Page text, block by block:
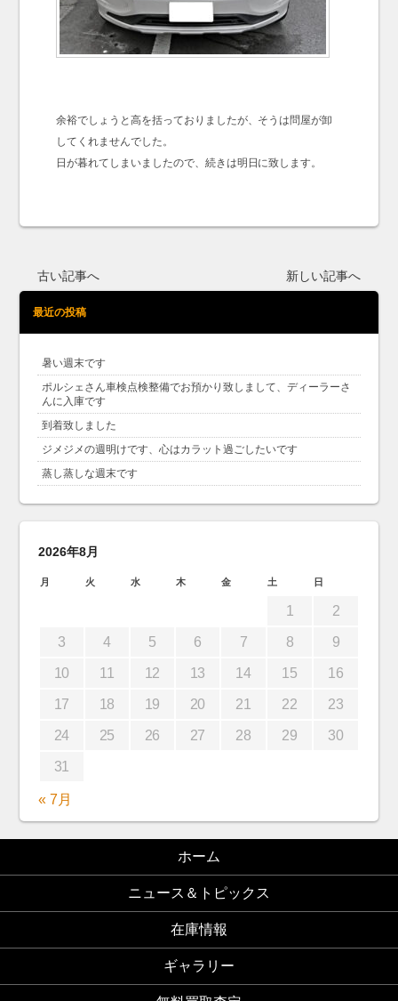
余裕でしょうと高を括っておりましたが、そうは問屋が卸
してくれませんでした。
日が暮れてしまいましたので、続きは明日に致します。
古い記事へ 新しい記事へ
最近の投稿
暑い週末です
ポルシェさん車検点検整備でお預かり致しまして、ディーラーさ
んに入庫です
到着致しました
ジメジメの週明けです、心はカラット過ごしたいです
蒸し蒸しな週末です
2026年8月
月 火 水 木 金 土 日
1 2
3 4 5 6 7 8 9
10 11 12 13 14 15 16
17 18 19 20 21 22 23
24 25 26 27 28 29 30
31
« 7月
ホーム
ニュース＆トピックス
在庫情報
ギャラリー